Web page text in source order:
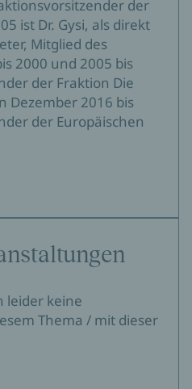
der
ist Dr. Gysi, als direkt
Mitglied des
2000 und 2005 bis
der Fraktion Die
Dezember 2016 bis
der Europäischen
leider keine
Thema / mit dieser